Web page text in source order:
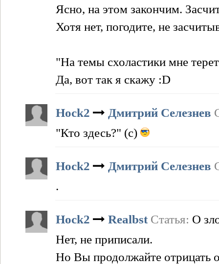
Ясно, на этом закончим.
Хотя нет, погодите, не
"На темы схоластики мне
Да, вот так я скажу :D
Hock2 Дмитрий Селезнев
"Кто здесь?" (с)
Hock2 Дмитрий Селезнев
.
Hock2 Realbst Статья: О
Нет, не приписали.
Но Вы продолжайте отрицать